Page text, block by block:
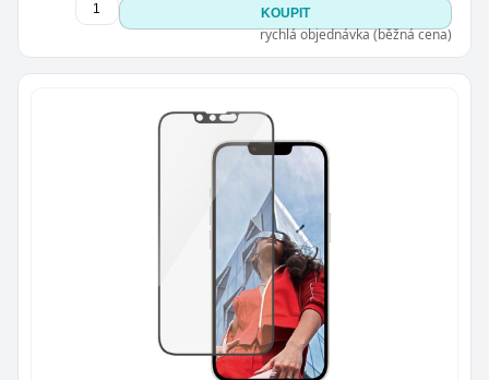
KOUPIT
rychlá objednávka (běžná cena)